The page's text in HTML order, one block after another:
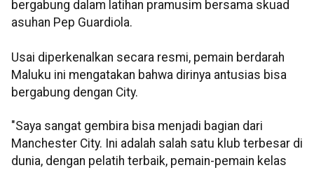
bergabung dalam latihan pramusim bersama skuad
asuhan Pep Guardiola.
Usai diperkenalkan secara resmi, pemain berdarah
Maluku ini mengatakan bahwa dirinya antusias bisa
bergabung dengan City.
"Saya sangat gembira bisa menjadi bagian dari
Manchester City. Ini adalah salah satu klub terbesar di
dunia, dengan pelatih terbaik, pemain-pemain kelas